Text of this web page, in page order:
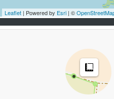
Leaflet | Powered by Esri | ©